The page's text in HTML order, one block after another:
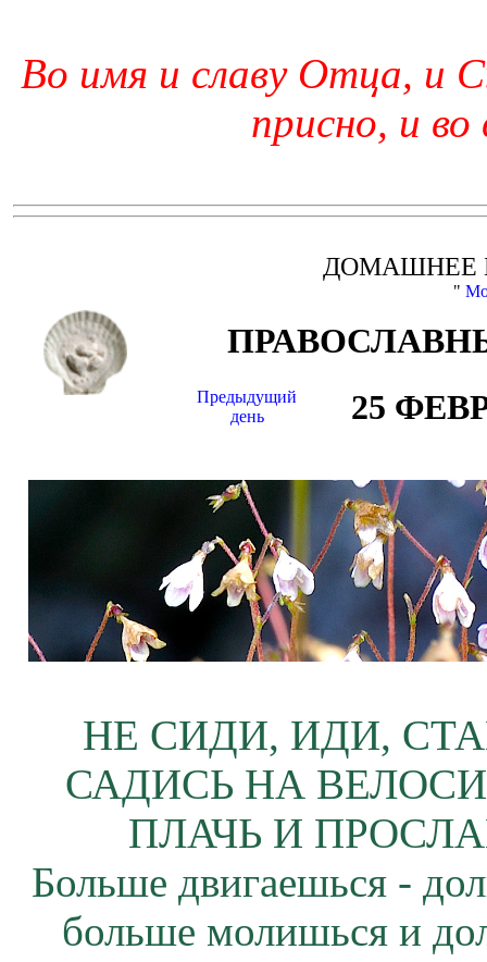
Во имя и славу Отца, и
присно, и во
ДОМАШНЕЕ
"
Предыдущий
день
25
НЕ СИДИ, ИДИ,
САДИСЬ НА
ПЛАЧЬ И
Больше двигаешься -
больше молишься и